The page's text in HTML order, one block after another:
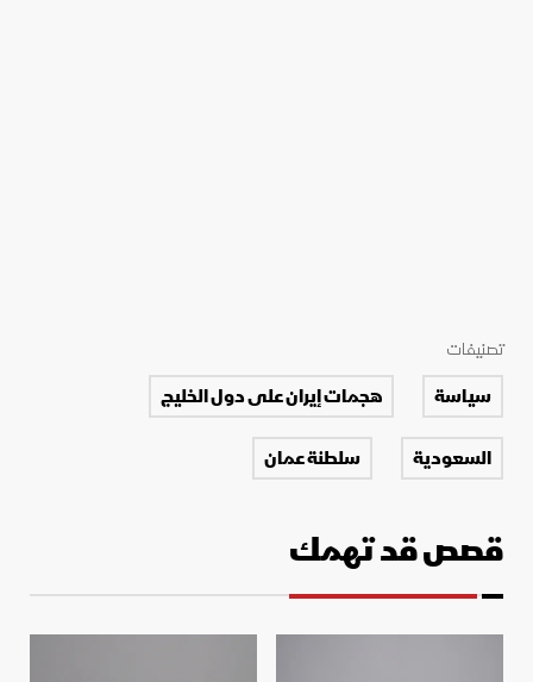
تصنيفات
سياسة
هجمات إيران على دول الخليج
السعودية
سلطنة عمان
قصص قد تهمك